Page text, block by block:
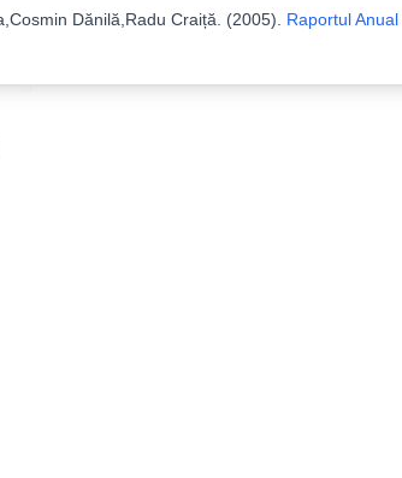
Dănilă,Radu Craiță . (2005). Raportul